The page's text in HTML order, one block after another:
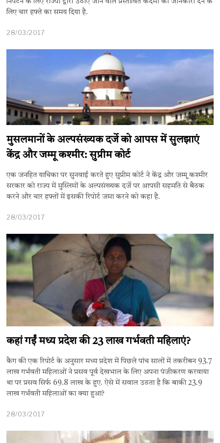
निपटने के लिए राज्यों द्वारा उठाए जाने वाले प्रस्तावित कदमों की जानकारी देने के
लिए चार हफ्ते का समय दिया है.
28/03/2017
मुसलमानों के अल्पसंख्यक दर्जे को आपस में सुलझाएं
केंद्र और जम्मू कश्मीर: सुप्रीम कोर्ट
एक जनहित याचिका पर सुनवाई करते हुए सुप्रीम कोर्ट ने केंद्र और जम्मू कश्मीर
सरकार को राज्य में मुस्लिमों के अल्पसंख्यक दर्जे पर आपसी सहमति से बैठक
करने और चार हफ्तों में इसकी रिपोर्ट जमा करने को कहा है.
28/03/2017
कहां गईं मध्य प्रदेश की 23 लाख गर्भवती महिलाएं?
कैग की एक रिपोर्ट के अनुसार मध्य प्रदेश में पिछले पांच सालों में तकरीबन 93.7
लाख गर्भवती महिलाओं ने प्रसव पूर्व देखभाल के लिए अपना पंजीकरण करवाया
था पर प्रसव सिर्फ 69.8 लाख के हुए. ऐसे में सवाल उठता है कि बाकी 23.9
लाख गर्भवती महिलाओं का क्या हुआ?
28/03/2017